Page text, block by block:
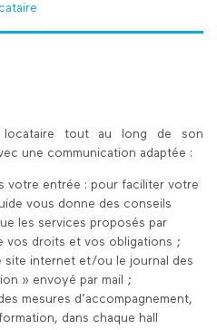
locataire tout au long de son
une communication adaptée :
votre entrée : pour faciliter votre
vous donne des conseils
les services proposés par
vos droits et vos obligations ;
site internet et/ou le journal des
» envoyé par mail ;
mesures d’accompagnement,
dans chaque hall